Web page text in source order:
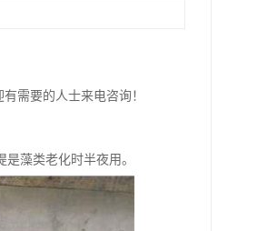
需要的人士来电咨询！
藻类老化时半夜用。